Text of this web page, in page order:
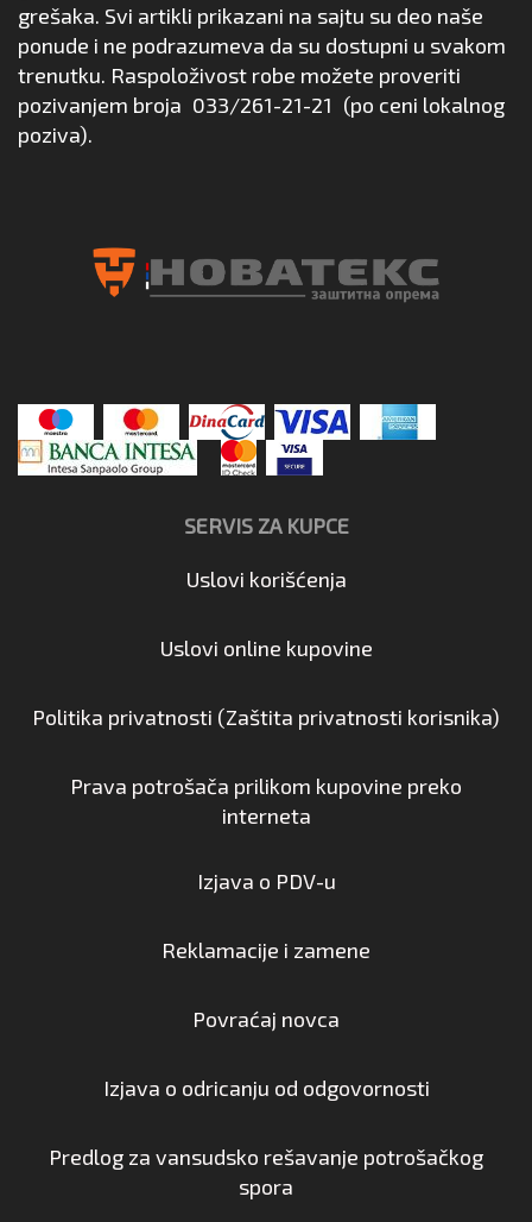
grešaka. Svi artikli prikazani na sajtu su deo naše
ponude i ne podrazumeva da su dostupni u svakom
trenutku. Raspoloživost robe možete proveriti
pozivanjem broja 033/261-21-21 (po ceni lokalnog
poziva).
SERVIS ZA KUPCE
Uslovi korišćenja
Uslovi online kupovine
Politika privatnosti (Zaštita privatnosti korisnika)
Prava potrošača prilikom kupovine preko
interneta
Izjava o PDV-u
Reklamacije i zamene
Povraćaj novca
Izjava o odricanju od odgovornosti
Predlog za vansudsko rešavanje potrošačkog
spora